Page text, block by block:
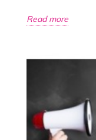
Read more